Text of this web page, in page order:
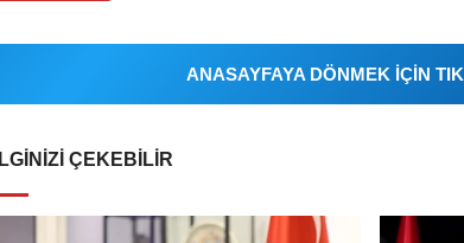
ANASAYFAYA DÖNMEK İÇİN
İLGINIZI ÇEKEBILIR